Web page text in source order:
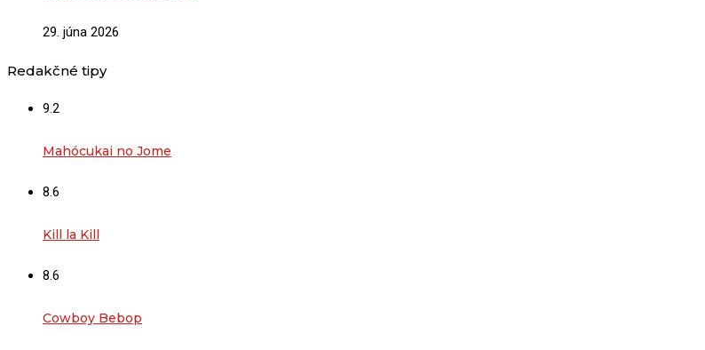
29. júna 2026
Redakčné tipy
9.2
Mahócukai no Jome
8.6
Kill la Kill
8.6
Cowboy Bebop